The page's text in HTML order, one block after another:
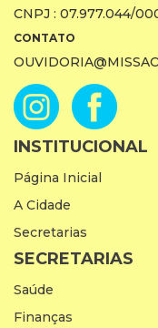
CNPJ : 07.977.044/
CONTATO
INSTITUCIONAL
Página Inicial
A Cidade
Secretarias
SECRETARIAS
Saúde
Finanças